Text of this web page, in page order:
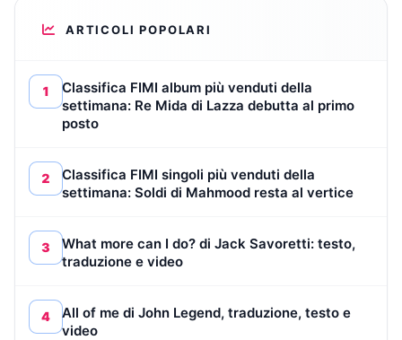
ARTICOLI POPOLARI
1
Classifica FIMI album più venduti della
settimana: Re Mida di Lazza debutta al primo
posto
2
Classifica FIMI singoli più venduti della
settimana: Soldi di Mahmood resta al vertice
3
What more can I do? di Jack Savoretti: testo,
traduzione e video
4
All of me di John Legend, traduzione, testo e
video